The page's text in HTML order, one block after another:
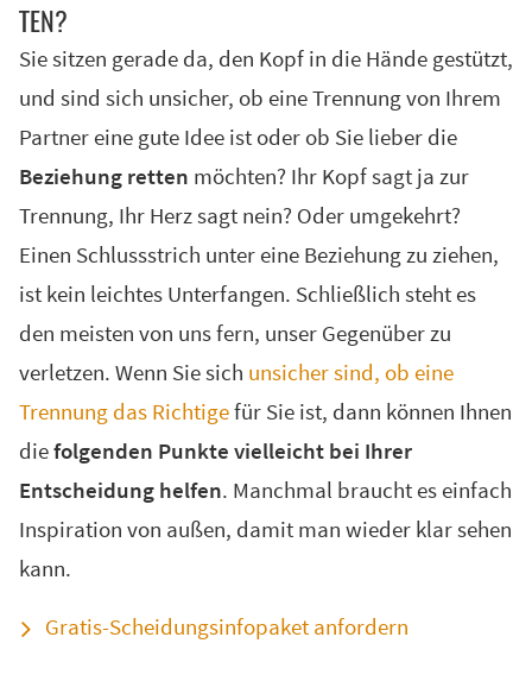
Be­zie­hung ret­ten
Paarthe­ra­pie
Hilft ei­ne Paarthe­ra­pie?
Wann kann ei­ne Paarthe­ra­pie nicht hel­fen?
Tren­nungs­grün­de
Be­zie­hungs­pau­se
Tren­nung we­gen Kin­der­wunsch
SCHEIDUNGSSERVICE
Scheidung online Übersicht
Wegweiser für Ihre Scheidung
Kostenvoranschlag für die Scheidung
Infopaket zu Trennung & Scheidung
Ablauf der Online-Scheidung
TEN?
Sie sitzen gerade da, den Kopf in die Hände gestützt,
und sind sich unsicher, ob eine Trennung von Ihrem
Partner eine gute Idee ist oder ob Sie lieber die
Beziehung retten möchten? Ihr Kopf sagt ja zur
Trennung, Ihr Herz sagt nein? Oder umgekehrt?
Einen Schlussstrich unter eine Beziehung zu ziehen,
ist kein leichtes Unterfangen. Schließlich steht es
den meisten von uns fern, unser Gegenüber zu
verletzen. Wenn Sie sich unsicher sind, ob eine
Trennung das Richtigefür Sie ist, dann können Ihnen
diefolgenden Punkte vielleicht bei Ihrer
Entscheidung helfen. Manchmal braucht es einfach
Inspiration von außen, damit man wieder klar sehen
kann.
Gratis-Scheidungsinfopaket anfordern